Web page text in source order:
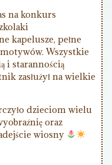
na konkurs
kapelusze, pełne
Wszystkie
i starannością
zasłużył na wielkie
dzieciom wielu
oraz
wiosny